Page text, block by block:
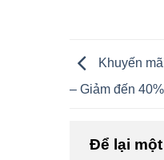
Khuyến
– Giảm đến
Để lại